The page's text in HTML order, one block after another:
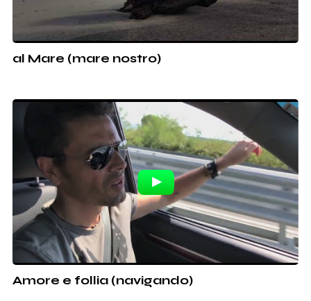
al Mare (mare nostro)
Amore e follia (navigando)